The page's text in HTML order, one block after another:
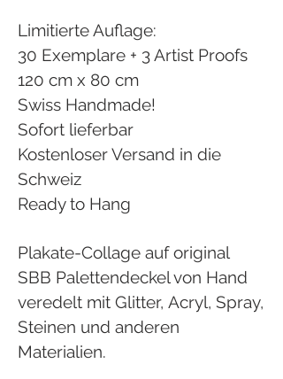
Limitierte Auflage:
30 Exemplare + 3 Artist Proofs
120 cm x 80 cm
Swiss Handmade!
Sofort lieferbar
Kostenloser Versand in die
Schweiz
Ready to Hang
Plakate-Collage auf original
SBB Palettendeckel von Hand
veredelt mit Glitter, Acryl, Spray,
Steinen und anderen
Materialien.